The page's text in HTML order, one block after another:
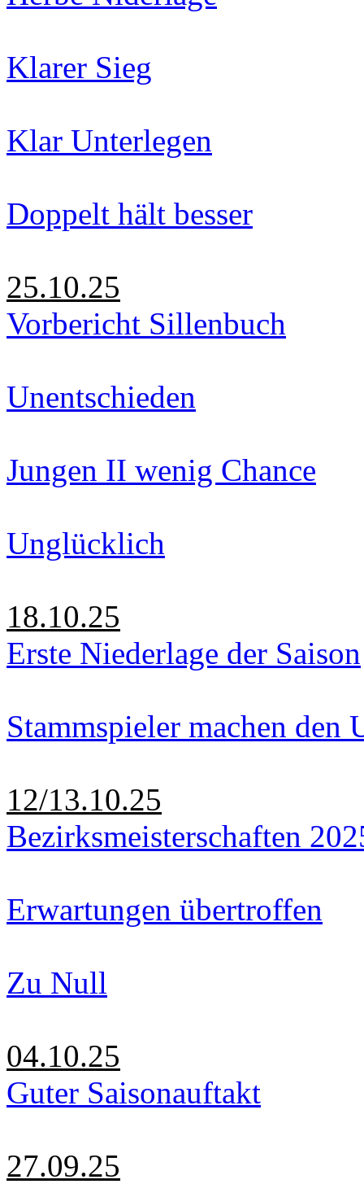
Klarer Sieg
Klar Unterlegen
Doppelt hält besser
25.10.25
Vorbericht Sillenbuch
Unentschieden
Jungen II wenig Chance
Unglücklich
18.10.25
Erste Niederlage der Saison
Stammspieler machen den
12/13.10.25
Bezirksmeisterschaften
Erwartungen übertroffen
Zu Null
04.10.25
Guter Saisonauftakt
27.09.25